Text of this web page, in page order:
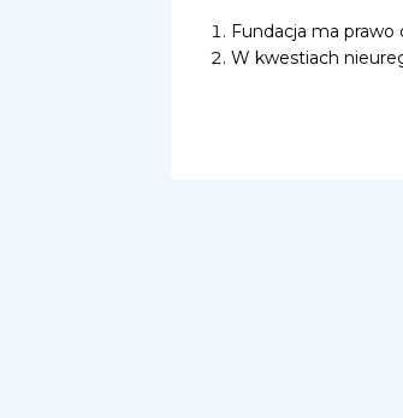
Fundacja ma
W kwestiach